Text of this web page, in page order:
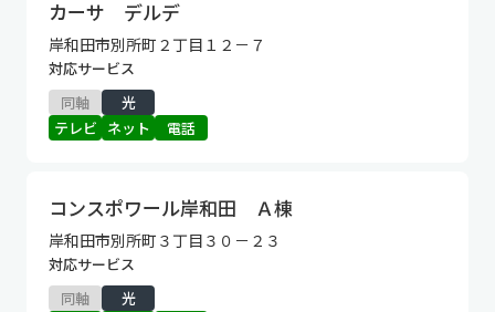
カーサ デルデ
岸和田市別所町２丁目１２－７
対応サービス
同軸
光
テレビ ネット 電話
コンスポワール岸和田 Ａ棟
岸和田市別所町３丁目３０－２３
対応サービス
同軸
光